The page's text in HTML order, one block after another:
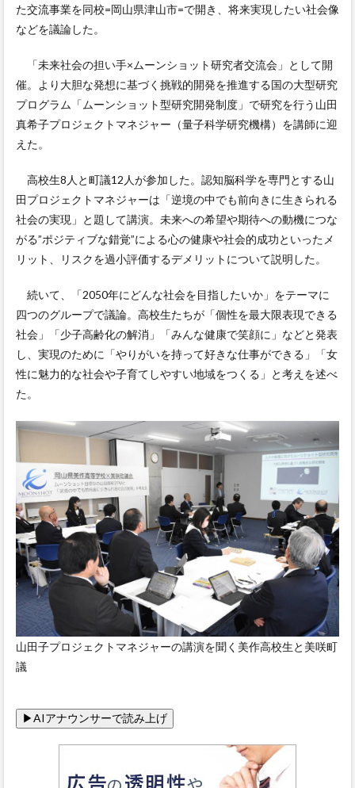
た交流事業を同校=岡山県津山市=で開き、将来実現したい社会像
などを議論した。
「未来社会の担い手×ムーンショット研究者交流会」として開
催。より大胆な発想に基づく挑戦的開発を推進する国の大型研究
プログラム「ムーンショット型研究開発制度」で研究を行う山田
真希子プロジェクトマネジャー（量子科学研究機構）を講師に迎
えた。
高校生8人と町議12人が参加した。認知脳科学を専門とする山
田プロジェクトマネジャーは「逆境の中でも前向きに生きられる
社会の実現」と題して講演。未来への希望や期待への動機につな
がる”ポジティブな錯覚”による心の健康や社会的成功といったメ
リット、リスクを過小評価するデメリットについて説明した。
続いて、「2050年にどんな社会を目指したいか」をテーマに
四つのグループで議論。高校生たちが「個性を最大限表現できる
社会」「少子高齢化の解消」「みんな健康で笑顔に」などと発表
し、実現のために「やりがいを持って好きな仕事ができる」「女
性に魅力的な社会や子育てしやすい地域をつくる」と考えを述べ
た。
山田子プロジェクトマネジャーの講演を聞く美作高校生と美咲町
議